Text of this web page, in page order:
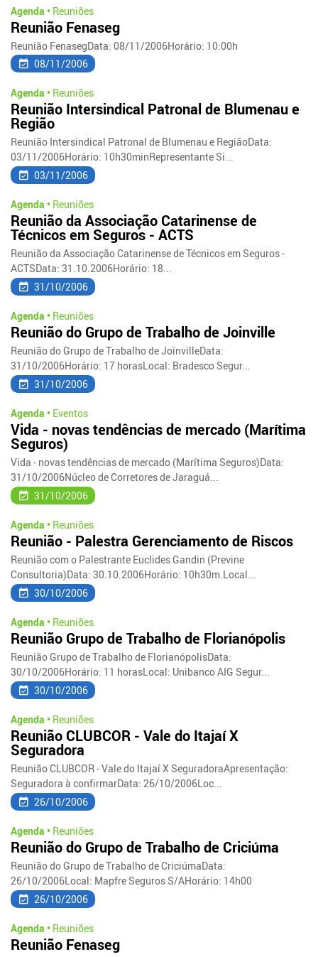
Agenda • Reuniões
Reunião Fenaseg
Reunião FenasegData: 08/11/2006Horário: 10:00h
08/11/2006
Agenda • Reuniões
Reunião Intersindical Patronal de Blumenau e
Região
Reunião Intersindical Patronal de Blumenau e RegiãoData:
03/11/2006Horário: 10h30minRepresentante Si...
03/11/2006
Agenda • Reuniões
Reunião da Associação Catarinense de
Técnicos em Seguros - ACTS
Reunião da Associação Catarinense de Técnicos em Seguros -
ACTSData: 31.10.2006Horário: 18...
31/10/2006
Agenda • Reuniões
Reunião do Grupo de Trabalho de Joinville
Reunião do Grupo de Trabalho de JoinvilleData:
31/10/2006Horário: 17 horasLocal: Bradesco Segur...
31/10/2006
Agenda • Eventos
Vida - novas tendências de mercado (Marítima
Seguros)
Vida - novas tendências de mercado (Marítima Seguros)Data:
31/10/2006Núcleo de Corretores de Jaraguá...
31/10/2006
Agenda • Reuniões
Reunião - Palestra Gerenciamento de Riscos
Reunião com o Palestrante Euclides Gandin (Previne
Consultoria)Data: 30.10.2006Horário: 10h30m.Local...
30/10/2006
Agenda • Reuniões
Reunião Grupo de Trabalho de Florianópolis
Reunião Grupo de Trabalho de FlorianópolisData:
30/10/2006Horário: 11 horasLocal: Unibanco AIG Segur...
30/10/2006
Agenda • Reuniões
Reunião CLUBCOR - Vale do Itajaí X
Seguradora
Reunião CLUBCOR - Vale do Itajaí X SeguradoraApresentação:
Seguradora à confirmarData: 26/10/2006Loc...
26/10/2006
Agenda • Reuniões
Reunião do Grupo de Trabalho de Criciúma
Reunião do Grupo de Trabalho de CriciúmaData:
26/10/2006Local: Mapfre Seguros S/AHorário: 14h00
26/10/2006
Agenda • Reuniões
Reunião Fenaseg